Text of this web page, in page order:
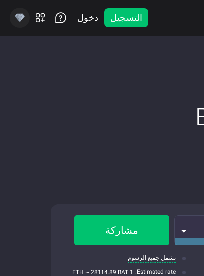
التسجيل دخول
تشمل جميع الرسوم
Estimated rate:
1 ETH ~ 28114.89 BAT
مشاركة